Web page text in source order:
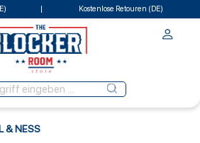
Kostenlose Retouren (DE)
& NESS